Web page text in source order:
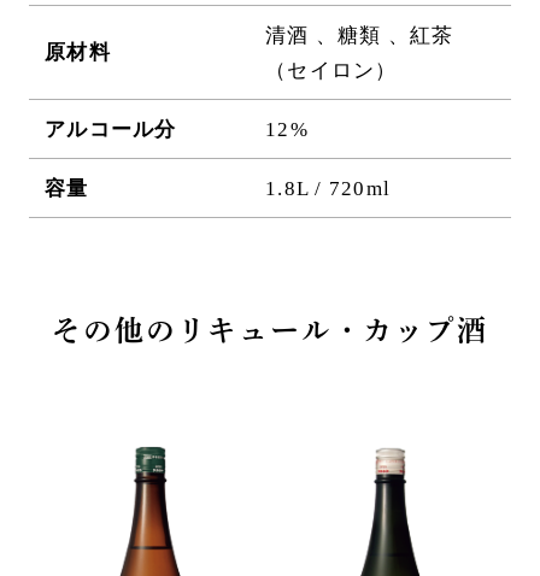
原材料
清酒 、糖類 、紅茶
（セイロン）
アルコール分 12%
容量 1.8L / 720ml
その他のリキュール・カップ酒